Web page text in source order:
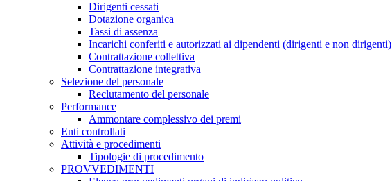
Dirigenti cessati
Dotazione organica
Tassi di assenza
Incarichi conferiti e autorizzati ai dipendenti (dirigenti e non dirigenti)
Contrattazione collettiva
Contrattazione integrativa
Selezione del personale
Reclutamento del personale
Performance
Ammontare complessivo dei premi
Enti controllati
Attività e procedimenti
Tipologie di procedimento
PROVVEDIMENTI